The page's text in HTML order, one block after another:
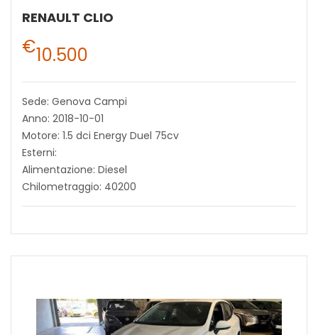
RENAULT CLIO
€10.500
Sede: Genova Campi
Anno: 2018-10-01
Motore: 1.5 dci Energy Duel 75cv
Esterni:
Alimentazione: Diesel
Chilometraggio: 40200